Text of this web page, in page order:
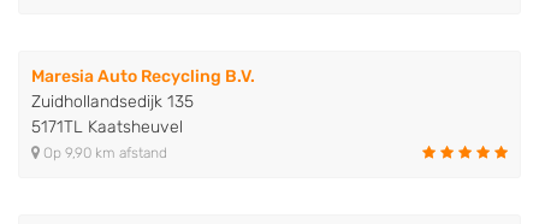
Maresia Auto Recycling B.V.
Zuidhollandsedijk 135
5171TL Kaatsheuvel
Op 9,90 km afstand